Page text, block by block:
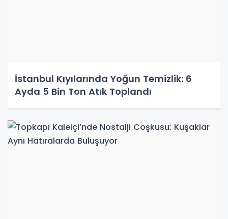
İstanbul Kıyılarında Yoğun Temizlik: 6
Ayda 5 Bin Ton Atık Toplandı